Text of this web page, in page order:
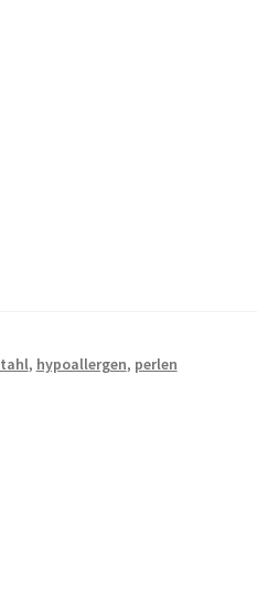
, hypoallergen, perlen